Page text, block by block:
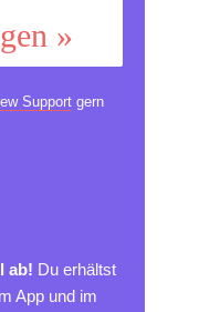
»
Supportgern
ab! Du erhältst
App und im